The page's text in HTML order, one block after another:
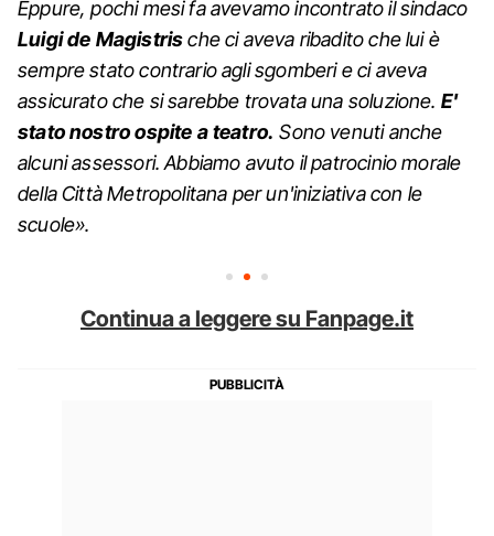
Eppure, pochi mesi fa avevamo incontrato il sindaco
Luigi de Magistrische ci aveva ribadito che lui è
sempre stato contrario agli sgomberi e ci aveva
assicurato che si sarebbe trovata una soluzione. E'
stato nostro ospite a teatro. Sono venuti anche
alcuni assessori. Abbiamo avuto il patrocinio morale
della Città Metropolitana per un'iniziativa con le
scuole».
Continua a leggere su Fanpage.it